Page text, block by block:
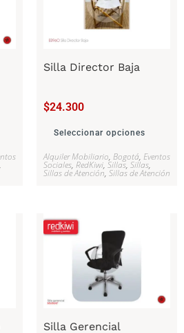
,
Silla Director Baja
$24.300
Seleccionar opciones
Alquiler Mobiliario, Bogotá, Eventos
Sociales, RedKiwi, Sillas, Sillas,
Sillas de Atención, Sillas de Atención
Silla Gerencial